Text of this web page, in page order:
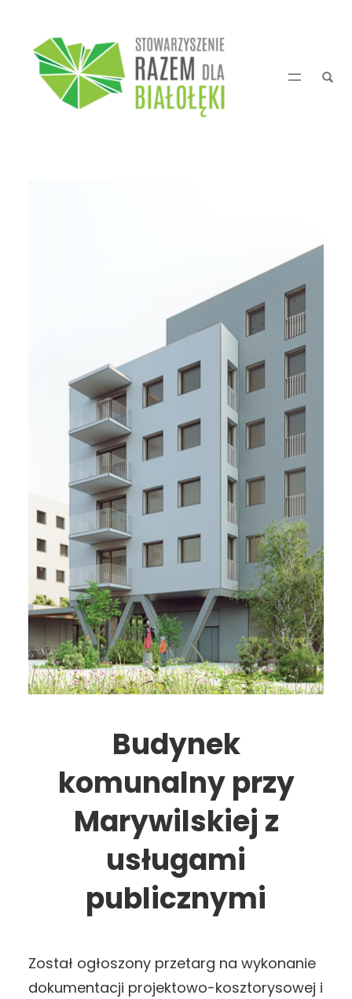
treści
Budynek
komunalny przy
Marywilskiej z
usługami
publicznymi
Został ogłoszony przetarg na wykonanie
dokumentacji projektowo-kosztorysowej i